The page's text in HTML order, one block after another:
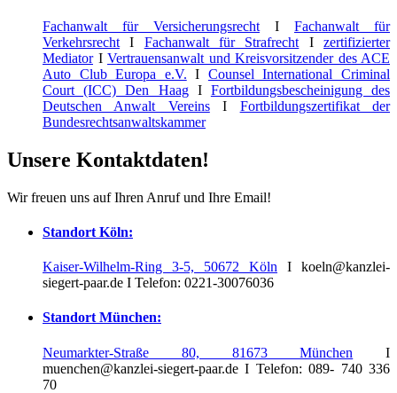
Fachanwalt für Versicherungsrecht I Fachanwalt für
Verkehrsrecht I Fachanwalt für Strafrecht Izertifizierter
MediatorI Vertrauensanwalt und Kreisvorsitzender des ACE
Auto Club Europa e.V. I Counsel International Criminal
Court (ICC) Den HaagI Fortbildungsbescheinigung des
Deutschen Anwalt VereinsI Fortbildungszertifikat der
Bundesrechtsanwaltskammer
Unsere Kontaktdaten!
Wir freuen uns auf Ihren Anruf und Ihre Email!
Standort Köln:
Kaiser-Wilhelm-Ring 3-5, 50672 Köln I koeln@kanzlei-
siegert-paar.de I Telefon: 0221-30076036
Standort München:
Neumarkter-Straße 80, 81673 München I
muenchen@kanzlei-siegert-paar.de I Telefon: 089- 740 336
70